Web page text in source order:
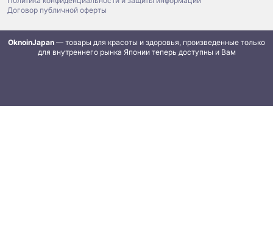
Договор публичной оферты
OknoinJapan — товары для красоты и здоровья, произведенные только
для внутреннего рынка Японии теперь доступны и Вам